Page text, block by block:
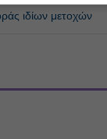
ιδίων μετοχών